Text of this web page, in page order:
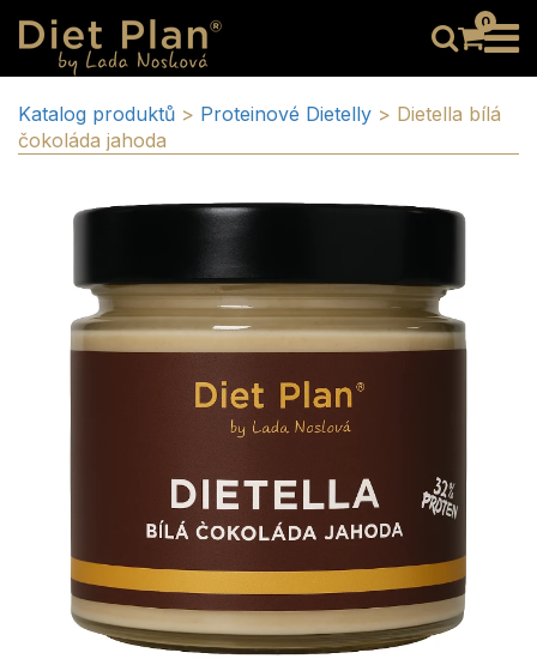
0
Katalog produktů > Proteinové Dietelly > Dietella bílá
čokoláda jahoda